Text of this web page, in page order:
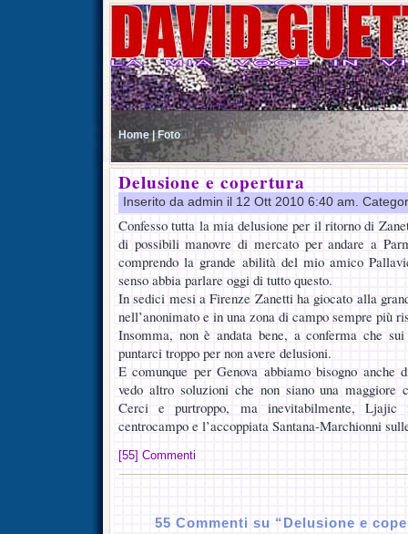
Home | Foto
Delusione e copertura
Inserito da admin il 12 Ott 2010 6:40 am.
Confesso tutta la mia delusione per il ritorno di
di possibili manovre di mercato per andare a
comprendo la grande abilità del mio amico
senso abbia parlare oggi di tutto questo.
In sedici mesi a Firenze Zanetti ha giocato alla
nell’anonimato e in una zona di campo sempre più
Insomma, non è andata bene, a conferma che
puntarci troppo per non avere delusioni.
E comunque per Genova abbiamo bisogno anche
vedo altro soluzioni che non siano una maggiore
Cerci e purtroppo, ma inevitabilmente,
centrocampo e l’accoppiata Santana-Marchionni
[55] Commenti
55 Commenti su “Delusione e